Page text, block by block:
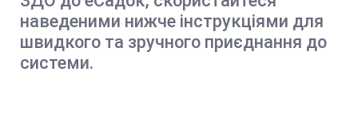
наведеними нижче інструкціями для
швидкого та зручного приєднання до
системи.